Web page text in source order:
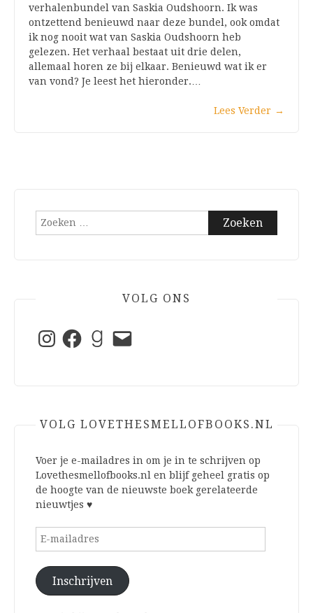
verhalenbundel van Saskia Oudshoorn. Ik was
ontzettend benieuwd naar deze bundel, ook omdat
ik nog nooit wat van Saskia Oudshoorn heb
gelezen. Het verhaal bestaat uit drie delen,
allemaal horen ze bij elkaar. Benieuwd wat ik er
van vond? Je leest het hieronder.…
Lees Verder →
Zoeken
VOLG ONS
InstagramFacebookGoodreads
E-
mail
VOLG LOVETHESMELLOFBOOKS.NL
Voer je e-mailadres in om je in te schrijven op
Lovethesmellofbooks.nl en blijf geheel gratis op
de hoogte van de nieuwste boek gerelateerde
nieuwtjes ♥
E-
Inschrijven